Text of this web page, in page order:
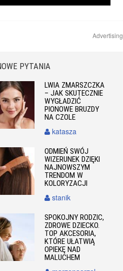
Advertising
PYTANIA
LWIA ZMARSZCZKA
– JAK SKUTECZNIE
WYGŁADZIĆ
PIONOWE BRUZDY
NA CZOLE
katasza
ODMIEŃ SWÓJ
WIZERUNEK DZIĘKI
NAJNOWSZYM
TRENDOM W
KOLORYZACJI
stanik
SPOKOJNY RODZIC,
ZDROWE DZIECKO.
TOP AKCESORIA,
KTÓRE UŁATWIĄ
OPIEKĘ NAD
MALUCHEM